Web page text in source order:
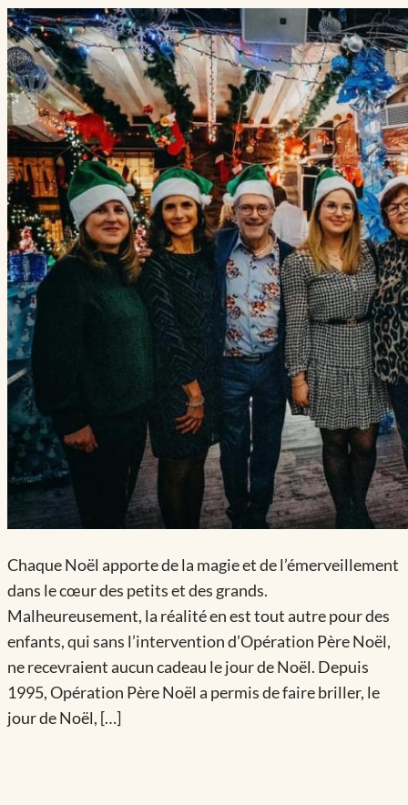
Chaque Noël apporte de la magie et de l’émerveillement
dans le cœur des petits et des grands.
Malheureusement, la réalité en est tout autre pour des
enfants, qui sans l’intervention d’Opération Père Noël,
ne recevraient aucun cadeau le jour de Noël. Depuis
1995, Opération Père Noël a permis de faire briller, le
jour de Noël, […]